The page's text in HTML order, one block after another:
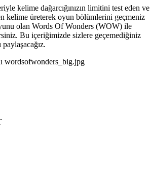
kelime dağarcığınızın limitini test eden ve
kelime üreterek oyun bölümlerini geçmeniz
olan Words Of Wonders (WOW) ile
Bu içeriğimizde sizlere geçemediğiniz